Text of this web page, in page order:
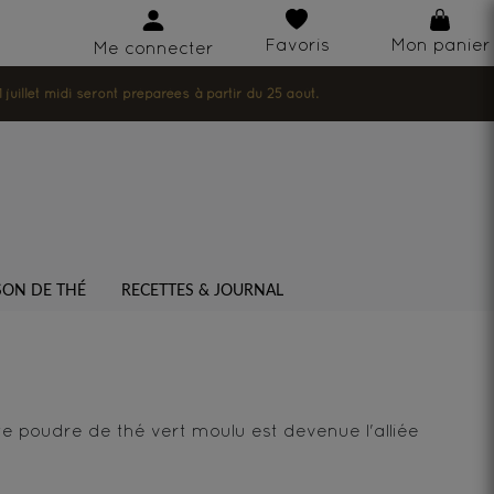
Me connecter Favoris Mon panier
midi seront préparées à partir du 25 août.
DE THÉ RECETTES & JOURNAL
poudre de thé vert moulu est devenue l'alliée